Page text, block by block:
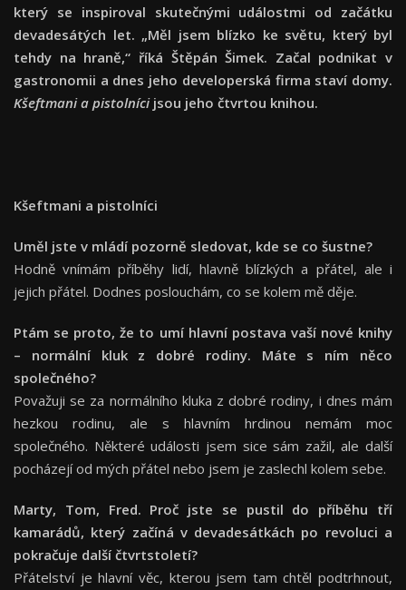
který se inspiroval skutečnými událostmi od začátku
devadesátých let. „Měl jsem blízko ke světu, který byl
tehdy na hraně,“ říká Štěpán Šimek. Začal podnikat v
gastronomii a dnes jeho developerská firma staví domy.
Kšeftmani a pistolnícijsou jeho čtvrtou knihou.
Kšeftmani a pistolníci
Uměl jste v mládí pozorně sledovat, kde se co šustne?
Hodně vnímám příběhy lidí, hlavně blízkých a přátel, ale i
jejich přátel. Dodnes poslouchám, co se kolem mě děje.
Ptám se proto, že to umí hlavní postava vaší nové knihy
– normální kluk z dobré rodiny. Máte s ním něco
společného?
Považuji se za normálního kluka z dobré rodiny, i dnes mám
hezkou rodinu, ale s hlavním hrdinou nemám moc
společného. Některé události jsem sice sám zažil, ale další
pocházejí od mých přátel nebo jsem je zaslechl kolem sebe.
Marty, Tom, Fred. Proč jste se pustil do příběhu tří
kamarádů, který začíná v devadesátkách po revoluci a
pokračuje další čtvrtstoletí?
Přátelství je hlavní věc, kterou jsem tam chtěl podtrhnout,